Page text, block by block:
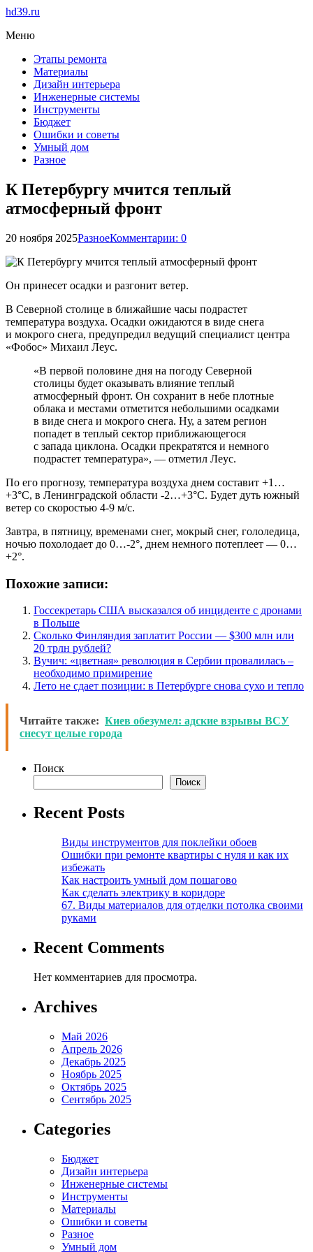
hd39.ru
Меню
Этапы ремонта
Материалы
Дизайн интерьера
Инженерные системы
Инструменты
Бюджет
Ошибки и советы
Умный дом
Разное
К Петербургу мчится теплый
атмосферный фронт
20 ноября 2025РазноеКомментарии: 0
Он принесет осадки и разгонит ветер.
В Северной столице в ближайшие часы подрастет
температура воздуха. Осадки ожидаются в виде снега
и мокрого снега, предупредил ведущий специалист центра
«Фобос» Михаил Леус.
«В первой половине дня на погоду Северной
столицы будет оказывать влияние теплый
атмосферный фронт. Он сохранит в небе плотные
облака и местами отметится небольшими осадками
в виде снега и мокрого снега. Ну, а затем регион
попадет в теплый сектор приближающегося
с запада циклона. Осадки прекратятся и немного
подрастет температура», — отметил Леус.
По его прогнозу, температура воздуха днем составит +1…
+3°С, в Ленинградской области -2…+3°С. Будет дуть южный
ветер со скоростью 4-9 м/с.
Завтра, в пятницу, временами снег, мокрый снег, гололедица,
ночью похолодает до 0…-2°, днем немного потеплеет — 0…
+2°.
Похожие записи:
Госсекретарь США высказался об инциденте с дронами
в Польше
Сколько Финляндия заплатит России — $300 млн или
20 трлн рублей?
Вучич: «цветная» революция в Сербии провалилась –
необходимо примирение
Лето не сдает позиции: в Петербурге снова сухо и тепло
Читайте также: Киев обезумел: адские взрывы ВСУ
снесут целые города
Поиск
Поиск
Recent Posts
Виды инструментов для поклейки обоев
Ошибки при ремонте квартиры с нуля и как их
избежать
Как настроить умный дом пошагово
Как сделать электрику в коридоре
67. Виды материалов для отделки потолка своими
руками
Recent Comments
Нет комментариев для просмотра.
Archives
Май 2026
Апрель 2026
Декабрь 2025
Ноябрь 2025
Октябрь 2025
Сентябрь 2025
Categories
Бюджет
Дизайн интерьера
Инженерные системы
Инструменты
Материалы
Ошибки и советы
Разное
Умный дом